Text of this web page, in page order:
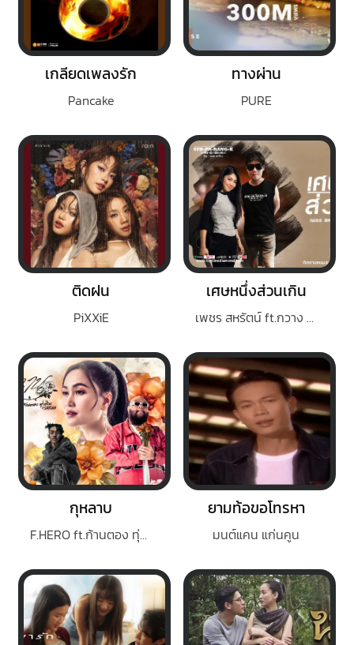
เกลียดเพลงรัก
Pancake
ทางผ่าน
PURE
ติดฝน
PiXXiE
เศษหนึ่งส่วนเกิน
เพชร สหรัตน์ ft.กวาง จิรพรรณ
กุหลาบ
F.HERO ft.ก้านตอง ทุ่งเงิน x SARAN
ยามท้อขอโทรหา
มนต์แคน แก่นคูน